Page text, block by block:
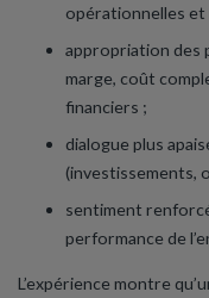
opérationnelles
appropriation des
marge, coût
financiers ;
dialogue plus
(investissements,
sentiment
performance de
L’expérience montre